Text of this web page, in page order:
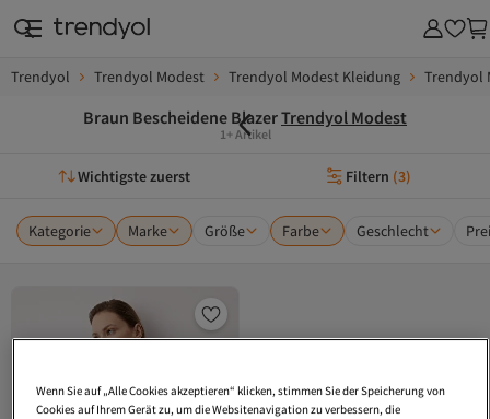
Trendyol Trendyol Modest Trendyol Modest Kleidung Trendyol
Braun Bescheidene BlazerTrendyol Modest
1+ Artikel
Wichtigste zuerst Filtern (3)
Kategorie Marke Größe Farbe Geschlecht
Wenn Sie auf „Alle Cookies akzeptieren“ klicken, stimmen Sie der Speicherung von
Cookies auf Ihrem Gerät zu, um die Websitenavigation zu verbessern, die